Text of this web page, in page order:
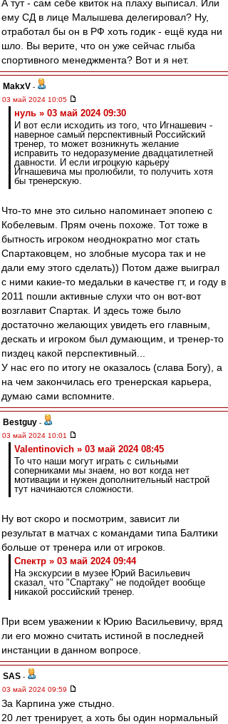
А тут - сам себе квиток на плаху выписал. Или
ему СД в лице Малышева делегировал? Ну,
отработал бы он в РФ хоть годик - ещё куда ни
шло. Вы верите, что он уже сейчас глыба
спортивного менеджмента? Вот и я нет.
MakxV -
03 май 2024 10:05
нуль » 03 май 2024 09:30
И вот если исходить из того, что Игнашевич -
наверное самый перспективный Российский
тренер, то может возникнуть желание
исправить то недоразумение двадцатилетней
давности. И если игроцкую карьеру
Игнашевича мы пролюбили, то получить хотя
бы тренерскую.
Что-то мне это сильно напоминает эпопею с
Кобелевым. Прям очень похоже. Тот тоже в
бытность игроком неоднократно мог стать
Спартаковцем, но злобные мусора так и не
дали ему этого сделать)) Потом даже выиграл
с ними какие-то медальки в качестве гт, и году в
2011 пошли активные слухи что он вот-вот
возглавит Спартак. И здесь тоже было
достаточно желающих увидеть его главным,
дескать и игроком был думающим, и тренер-то
пиздец какой перспективный...
У нас его по итогу не оказалось (слава Богу), а
на чем закончилась его тренерская карьера,
думаю сами вспомните.
Bestguy -
03 май 2024 10:01
Valentinovich » 03 май 2024 08:45
То что наши могут играть с сильными
соперниками мы знаем, но вот когда нет
мотивации и нужен дополнительный настрой
тут начинаются сложности.
Ну вот скоро и посмотрим, зависит ли
результат в матчах с командами типа Балтики
больше от тренера или от игроков.
Спектр » 03 май 2024 09:44
На экскурсии в музее Юрий Васильевич
сказал, что "Спартаку" не подойдет вообще
никакой российский тренер.
При всем уважении к Юрию Васильевичу, вряд
ли его можно считать истиной в последней
инстанции в данном вопросе.
SAS -
03 май 2024 09:59
За Карпина уже стыдно.
20 лет тренирует, а хоть бы один нормальный